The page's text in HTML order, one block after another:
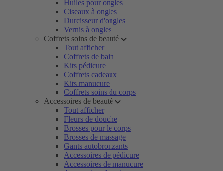
Huiles pour ongles
Ciseaux à ongles
Durcisseur d'ongles
Vernis à ongles
Coffrets soins de beauté
Tout afficher
Coffrets de bain
Kits pédicure
Coffrets cadeaux
Kits manucure
Coffrets soins du corps
Accessoires de beauté
Tout afficher
Fleurs de douche
Brosses pour le corps
Brosses de massage
Gants autobronzants
Accessoires de pédicure
Accessoires de manucure